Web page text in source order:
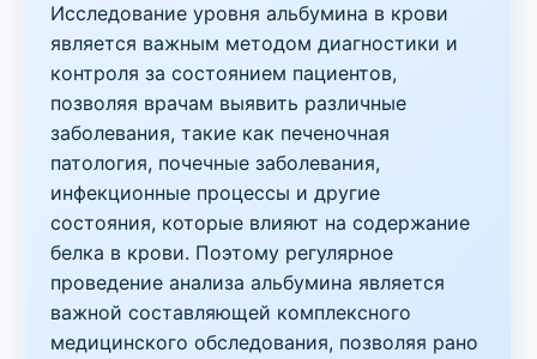
Исследование уровня альбумина в крови
является важным методом диагностики и
контроля за состоянием пациентов,
позволяя врачам выявить различные
заболевания, такие как печеночная
патология, почечные заболевания,
инфекционные процессы и другие
состояния, которые влияют на содержание
белка в крови. Поэтому регулярное
проведение анализа альбумина является
важной составляющей комплексного
медицинского обследования, позволяя рано